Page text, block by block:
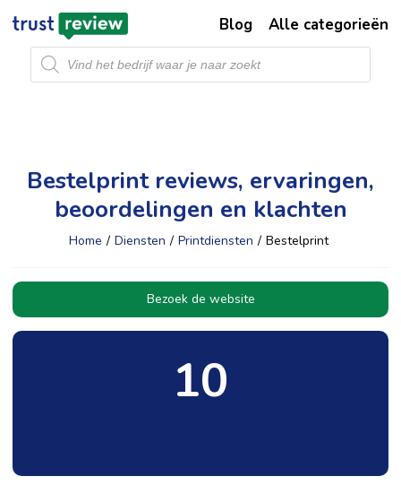
Producten
zoeken
Blog Alle categorieën
Bestelprint reviews, ervaringen,
beoordelingen en klachten
Home / Diensten / Printdiensten / Bestelprint
Bezoek de website
10